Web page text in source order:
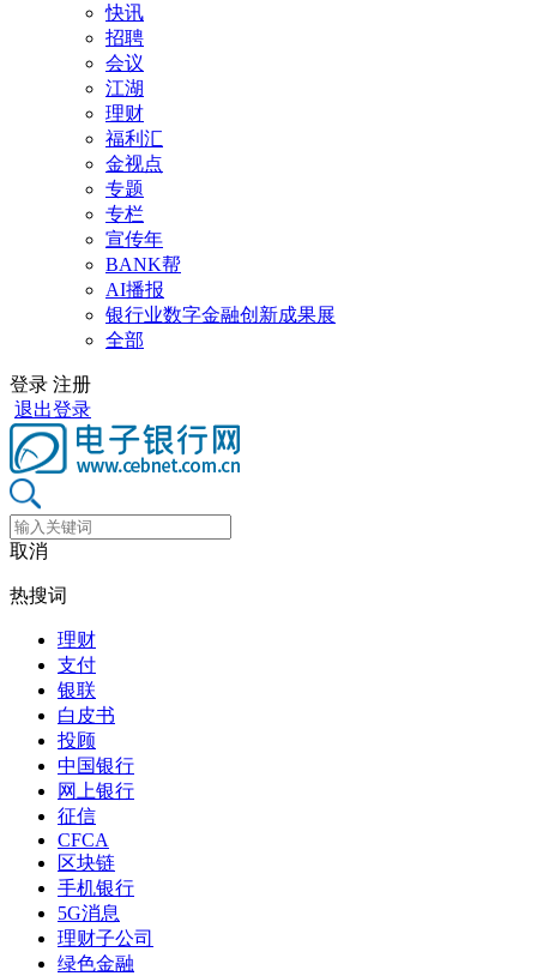
快讯
招聘
会议
江湖
理财
福利汇
金视点
专题
专栏
宣传年
BANK帮
AI播报
银行业数字金融创新成果展
全部
登录 注册
退出登录
取消
热搜词
理财
支付
银联
白皮书
投顾
中国银行
网上银行
征信
CFCA
区块链
手机银行
5G消息
理财子公司
绿色金融